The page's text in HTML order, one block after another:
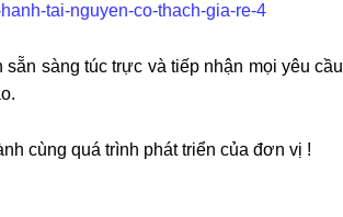
sẵn sàng túc trực và tiếp nhận mọi yêu cầu
cùng quá trình phát triển của đơn vị !